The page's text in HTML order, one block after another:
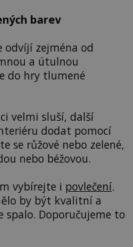
barev
odvíjí zejména od
a útulnou
do hry tlumené
velmi sluší, další
dodat pomocí
se růžové nebo zelené,
nebo béžovou.
vybírejte i povlečení.
by být kvalitní a
spalo. Doporučujeme to